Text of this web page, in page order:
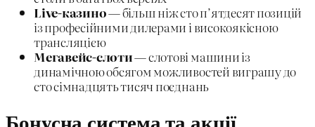
Live-казино— більш ніж сто п’ятдесят позицій
із професійними дилерами і високоякісною
трансляцією
Мегавейс-слоти— слотові машини із
динамічною обсягом можливостей виграшу до
сто сімнадцять тисяч поєднань
Бонусна система та акції